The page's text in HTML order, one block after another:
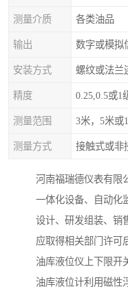
测量介质 各类油品
输出 数字或模拟
安装方式 螺纹或法兰
精度 0.25,0.5或1
测量范围 3米，5米或
测量方式 接触式或非
河南福瑞德仪表有限
一体化设备、自动化
设计、研发组装、销
应取得相关部门许可
油库液位仪上下限开
油库液位计利用磁性